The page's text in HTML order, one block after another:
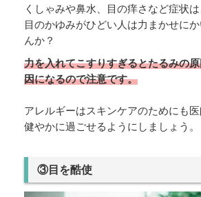
くしゃみや鼻水、目の痒さなど症状は
目のかゆみがひどい人は力まかせに
んか？
力を入れてこすりすぎるとたるみの
因になるので注意です。
アレルギーはスキンケアのためにも医
健やかに過ごせるようにしましょう。
③目を酷使